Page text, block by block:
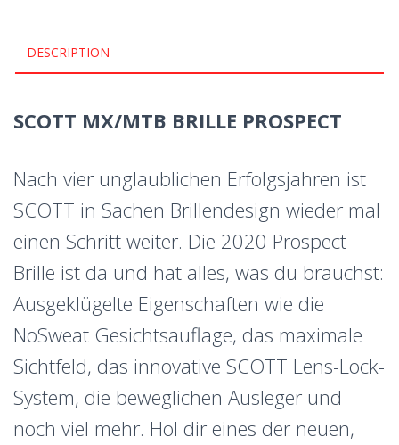
DESCRIPTION
SCOTT MX/MTB BRILLE PROSPECT
Nach vier unglaublichen Erfolgsjahren ist
SCOTT in Sachen Brillendesign wieder mal
einen Schritt weiter. Die 2020 Prospect
Brille ist da und hat alles, was du brauchst:
Ausgeklügelte Eigenschaften wie die
NoSweat Gesichtsauflage, das maximale
Sichtfeld, das innovative SCOTT Lens-Lock-
System, die beweglichen Ausleger und
noch viel mehr. Hol dir eines der neuen,